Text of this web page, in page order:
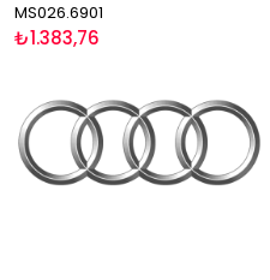
MS026.6901
₺1.383,76